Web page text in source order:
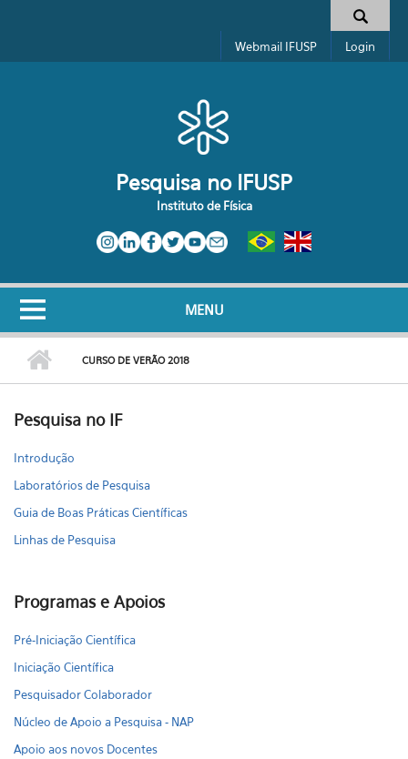
Formulário de busca
Webmail IFUSP Login
Pesquisa no IFUSP
Instituto de Física
MENU
CURSO DE VERÃO 2018
Pesquisa no IF
Introdução
Laboratórios de Pesquisa
Guia de Boas Práticas Científicas
Linhas de Pesquisa
Programas e Apoios
Pré-Iniciação Científica
Iniciação Científica
Pesquisador Colaborador
Núcleo de Apoio a Pesquisa - NAP
Apoio aos novos Docentes